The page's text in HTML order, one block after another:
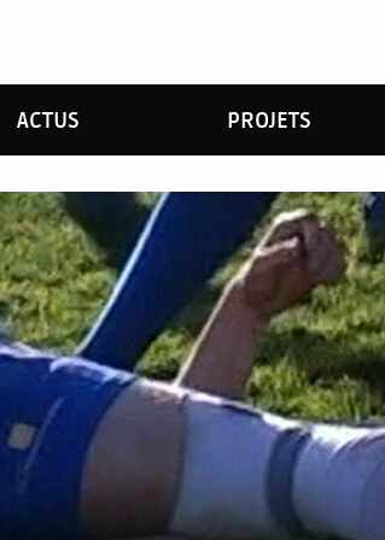
ACTUS PROJETS